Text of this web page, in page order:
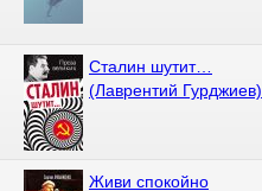
Сталин шутит…
(Лаврентий Гурджиев)
Живи спокойно